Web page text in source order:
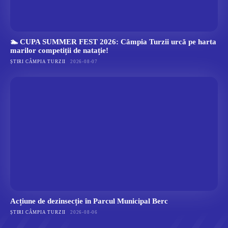
🏊 CUPA SUMMER FEST 2026: Câmpia Turzii urcă pe harta
marilor competiții de natație!
ȘTIRI CÂMPIA TURZII 2026-08-07
Acțiune de dezinsecție în Parcul Municipal Berc
ȘTIRI CÂMPIA TURZII 2026-08-06